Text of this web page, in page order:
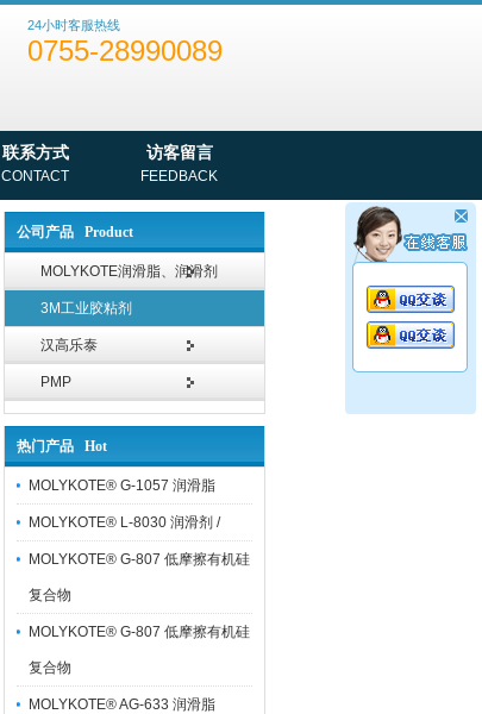
24小时客服热线
0755-28990089
联系方式
CONTACT
访客留言
FEEDBACK
公司产品 Product
MOLYKOTE润滑脂、润滑剂
3M工业胶粘剂
汉高乐泰
PMP
热门产品 Hot
MOLYKOTE® G-1057 润滑脂
MOLYKOTE® L-8030 润滑剂 /
MOLYKOTE® G-807 低摩擦有机硅
复合物
MOLYKOTE® G-807 低摩擦有机硅
复合物
MOLYKOTE® AG-633 润滑脂